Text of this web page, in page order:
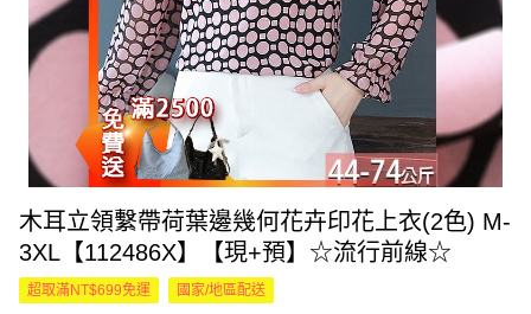
木耳立領繫帶荷葉邊幾何花卉印花上衣(2色) M-
3XL【112486X】【現+預】☆流行前線☆
超取滿NT$699免運 國家/地區配送